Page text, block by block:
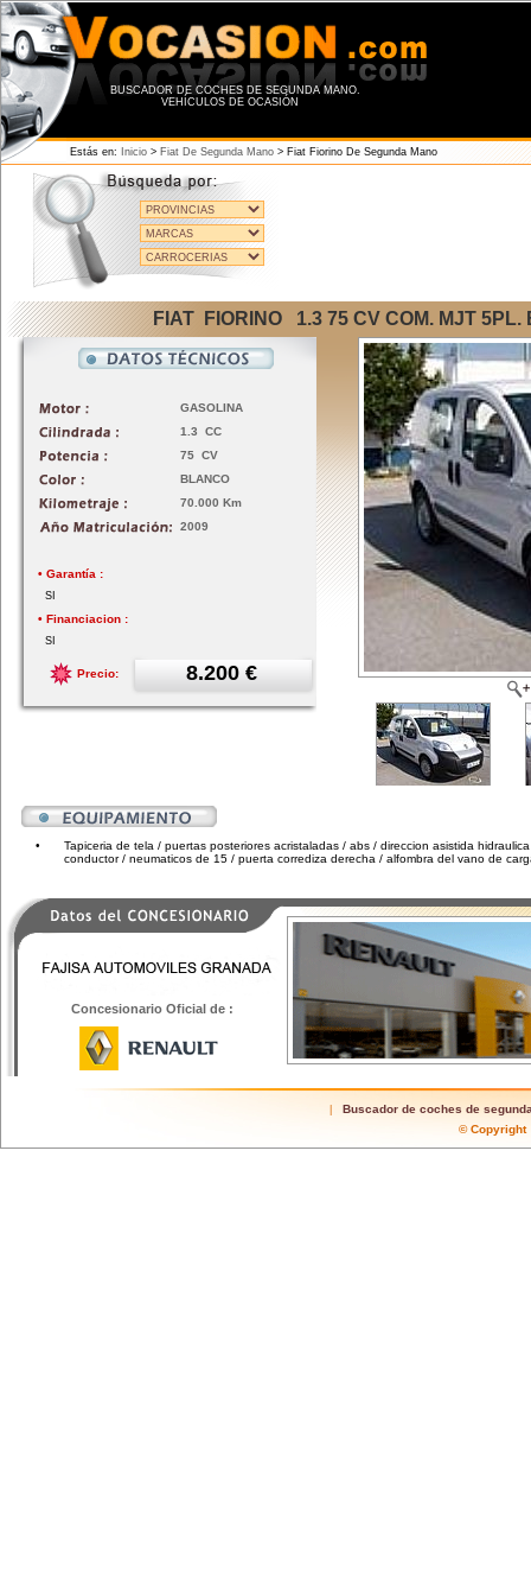
BUSCADOR DE COCHES DE SEGUNDA MANO.
VEHÍCULOS DE OCASIÓN
Estás en: Inicio > Fiat De Segunda Mano > Fiat Fiorino De Segunda Mano
FIAT FIORINO 1.3 75 CV COM. MJT
GASOLINA
1.3 CC
75 CV
BLANCO
70.000 Km
2009
• Garantía :
SI
• Financiacion :
SI
Precio: 8.200 €
•
Tapiceria de tela / puertas posteriores acristaladas / abs / direccion asistida
conductor / neumaticos de 15 / puerta corrediza derecha / alfombra del vano de
Concesionario Oficial de :
Buscador de coches de
©